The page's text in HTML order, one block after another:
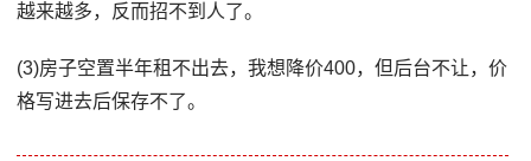
越来越多，反而招不到人了。
(3)房子空置半年租不出去，我想降价400，但后台不让，价
格写进去后保存不了。